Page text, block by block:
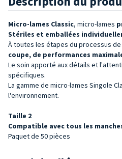
Micro-lames Classic, micro-lames
Stériles et emballées
À toutes les étapes du processus
coupe, de performances
Le soin apporté aux détails et
spécifiques.
La gamme de micro-lames Singole
l'environnement.
Taille 2
Compatible avec tous les
Paquet de 50 pièces